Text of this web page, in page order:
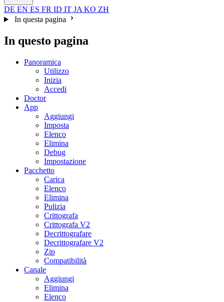
DE EN ES FR ID IT JA KO ZH
In questa pagina
In questo pagina
Panoramica
Utilizzo
Inizia
Accedi
Doctor
App
Aggiungi
Imposta
Elenco
Elimina
Debug
Impostazione
Pacchetto
Carica
Elenco
Elimina
Pulizia
Crittografa
Crittografa V2
Decrittografare
Decrittografare V2
Zip
Compatibilità
Canale
Aggiungi
Elimina
Elenco